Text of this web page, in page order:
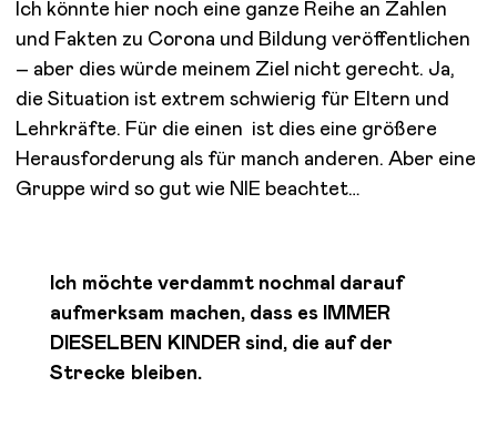
Ich könnte hier noch eine ganze Reihe an Zahlen
und Fakten zu Corona und Bildung veröffentlichen
– aber dies würde meinem Ziel nicht gerecht. Ja,
die Situation ist extrem schwierig für Eltern und
Lehrkräfte. Für die einen ist dies eine größere
Herausforderung als für manch anderen. Aber eine
Gruppe wird so gut wie NIE beachtet…
Ich möchte verdammt nochmal darauf
aufmerksam machen, dass es IMMER
DIESELBEN KINDER sind, die auf der
Strecke bleiben.